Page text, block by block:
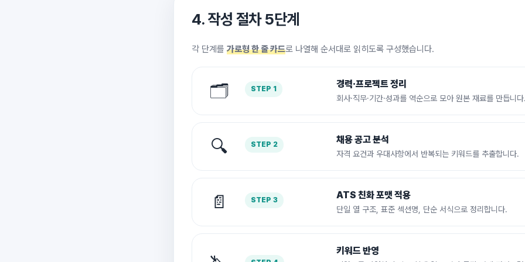
4. 작성 절차 5단계
각 단계를 가로형 한 줄 카드로 나열해 순서대로 읽히도록 구성했습니다.
🗂️ STEP 1 경력·프로젝트 정리
회사·직무·기간·성과를 역순으로 모아 원본 재료를 만듭니
🔍 STEP 2 채용 공고 분석
자격 요건과 우대사항에서 반복되는 키워드를 추출합니다.
📄 STEP 3 ATS 친화 포맷 적용
단일 열 구조, 표준 섹션명, 단순 서식으로 정리합니다.
키워드 반영